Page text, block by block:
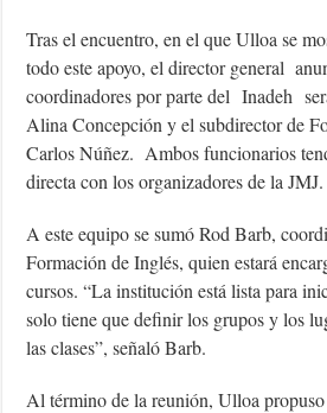
Tras el encuentro, en el que Ulloa se
todo este apoyo, el director general
coordinadores por parte del Inadeh
Alina Concepción y el subdirector de
Carlos Núñez. Ambos funcionarios
directa con los organizadores de la JMJ.
A este equipo se sumó Rod Barb,
Formación de Inglés, quien estará
cursos. “La institución está lista para
solo tiene que definir los grupos y los
las clases”, señaló Barb.
Al término de la reunión, Ulloa